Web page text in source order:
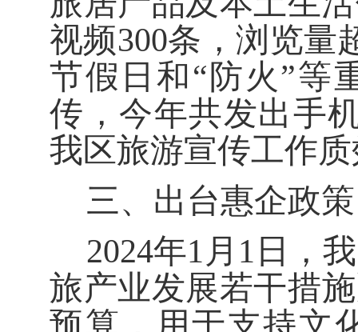
视频300条，浏览量
节假日和“防火”等
传， 今年共发出手
我区旅游宣传工作
三、出台惠企政策
2024年1 月 1 日
，
旅产业发展若干措